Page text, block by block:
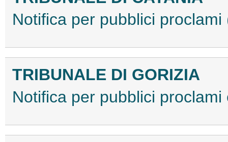
Notifica per pubblici
TRIBUNALE DI GORIZIA
Notifica per pubblici